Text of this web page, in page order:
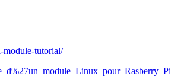
module-tutorial/